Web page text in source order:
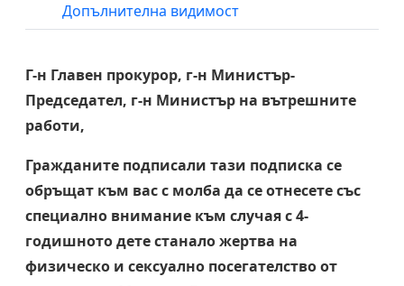
Допълнителна видимост
Г-н Главен прокурор, г-н Министър-
Председател, г-н Министър на вътрешните
работи,
Гражданите подписали тази подписка се
обръщат към вас с молба да се отнесете със
специално внимание към случая с 4-
годишното дете станало жертва на
физическо и сексуално посегателство от